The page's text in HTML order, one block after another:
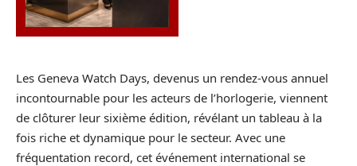
Les Geneva Watch Days, devenus un rendez-vous annuel
incontournable pour les acteurs de l’horlogerie, viennent
de clôturer leur sixième édition, révélant un tableau à la
fois riche et dynamique pour le secteur. Avec une
fréquentation record, cet événement international se